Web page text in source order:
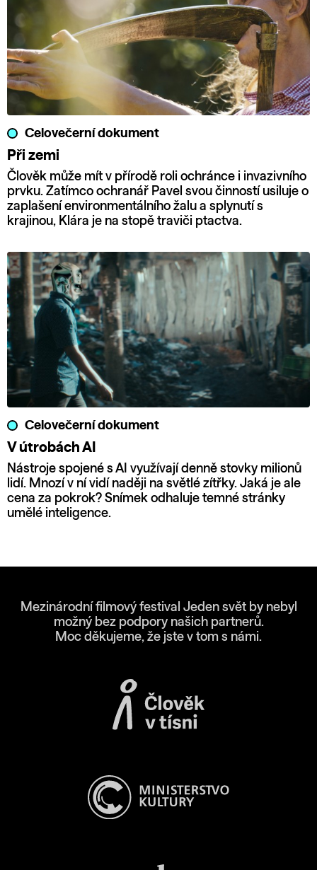
Celovečerní dokument
Při zemi
Člověk může mít v přírodě roli ochránce i invazivního
prvku. Zatímco ochranář Pavel svou činností usiluje o
zaplašení environmentálního žalu a splynutí s
krajinou, Klára je na stopě traviči ptactva.
Celovečerní dokument
V útrobách AI
Nástroje spojené s AI využívají denně stovky milionů
lidí. Mnozí v ní vidí naději na světlé zítřky. Jaká je ale
cena za pokrok? Snímek odhaluje temné stránky
umělé inteligence.
Mezinárodní filmový festival Jeden svět by nebyl
možný bez podpory našich partnerů.
Moc děkujeme, že jste v tom s námi.